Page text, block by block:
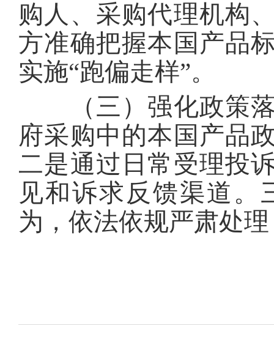
购人、采购代理机构
方准确把握本国产品
实施“跑偏走样”。
（三）强化政策落
府采购中的本国产品
二是通过日常受理投
见和诉求反馈渠道。
为，依法依规严肃处